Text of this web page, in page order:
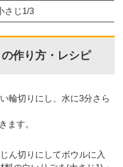
さじ1/3
作り方・レシピ
輪切りにし、水に3分さら
ます。
ん切りにしてボウルに入